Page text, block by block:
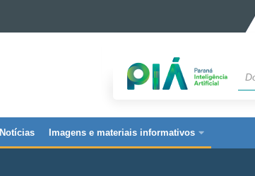
Notícias Imagens e materiais informativos